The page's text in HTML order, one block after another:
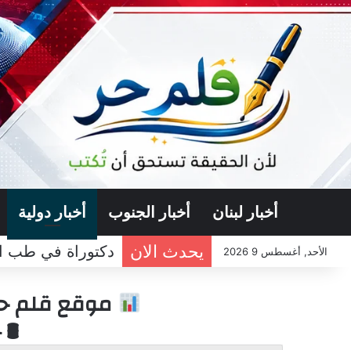
أخبار لبنان أخبار الجنوب أخبار دولية
الأحد, أغسطس 9 2026 يحدث الان
موقع قلم
🛢